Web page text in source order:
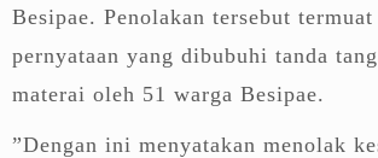
Besipae. Penolakan tersebut
pernyataan yang dibubuhi tanda
materai oleh 51 warga Besipae.
”Dengan ini menyatakan menolak